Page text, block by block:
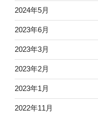
2024年5月
2023年6月
2023年3月
2023年2月
2023年1月
2022年11月